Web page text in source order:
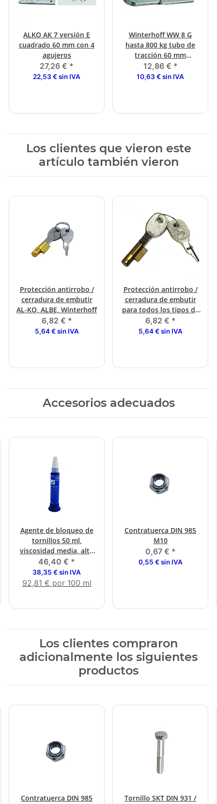
ALKO AK 7 versión E
cuadrado 60 mm con 4
agujeros
27,26 € *
22,53 € sin IVA
Winterhoff WW 8 G
hasta 800 kg tubo de
tracción 60 mm
cuadrado
12,86 € *
10,63 € sin IVA
Los clientes que vieron este
artículo también vieron
Protección antirrobo /
cerradura de embutir
AL-KO, ALBE, Winterhoff
6,82 € *
5,64 € sin IVA
Protección antirrobo /
cerradura de embutir
para todos los tipos de
ALBE desde 12/1999
6,82 € *
5,64 € sin IVA
Accesorios adecuados
Agente de bloqueo de
tornillos 50 ml,
viscosidad media, alta
concentración
46,40 € *
38,35 € sin IVA
92,81 € por 100 ml
Contratuerca DIN 985
M10
0,67 € *
0,55 € sin IVA
Los clientes compraron
adicionalmente los siguientes
productos
Contratuerca DIN 985
Tornillo SKT DIN 931 /